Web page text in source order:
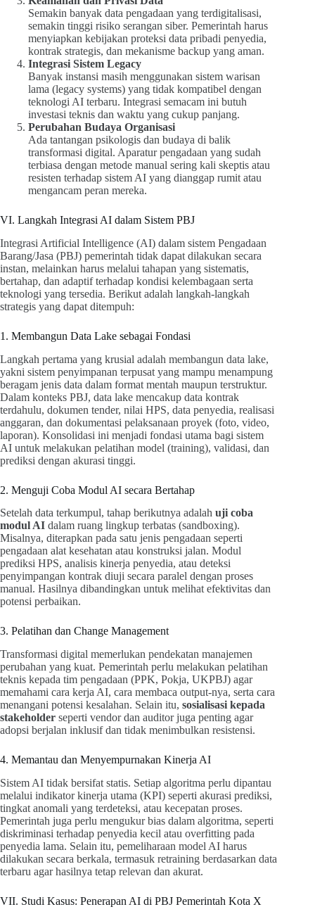
Semakin banyak data pengadaan yang terdigitalisasi,
semakin tinggi risiko serangan siber. Pemerintah harus
menyiapkan kebijakan proteksi data pribadi penyedia,
kontrak strategis, dan mekanisme backup yang aman.
Integrasi Sistem Legacy
Banyak instansi masih menggunakan sistem warisan
lama (legacy systems) yang tidak kompatibel dengan
teknologi AI terbaru. Integrasi semacam ini butuh
investasi teknis dan waktu yang cukup panjang.
Perubahan Budaya Organisasi
Ada tantangan psikologis dan budaya di balik
transformasi digital. Aparatur pengadaan yang sudah
terbiasa dengan metode manual sering kali skeptis atau
resisten terhadap sistem AI yang dianggap rumit atau
mengancam peran mereka.
VI. Langkah Integrasi AI dalam Sistem PBJ
Integrasi Artificial Intelligence (AI) dalam sistem Pengadaan
Barang/Jasa (PBJ) pemerintah tidak dapat dilakukan secara
instan, melainkan harus melalui tahapan yang sistematis,
bertahap, dan adaptif terhadap kondisi kelembagaan serta
teknologi yang tersedia. Berikut adalah langkah-langkah
strategis yang dapat ditempuh:
1. Membangun Data Lake sebagai Fondasi
Langkah pertama yang krusial adalah membangun data lake,
yakni sistem penyimpanan terpusat yang mampu menampung
beragam jenis data dalam format mentah maupun terstruktur.
Dalam konteks PBJ, data lake mencakup data kontrak
terdahulu, dokumen tender, nilai HPS, data penyedia, realisasi
anggaran, dan dokumentasi pelaksanaan proyek (foto, video,
laporan). Konsolidasi ini menjadi fondasi utama bagi sistem
AI untuk melakukan pelatihan model (training), validasi, dan
prediksi dengan akurasi tinggi.
2. Menguji Coba Modul AI secara Bertahap
Setelah data terkumpul, tahap berikutnya adalah uji coba
modul AI dalam ruang lingkup terbatas (sandboxing).
Misalnya, diterapkan pada satu jenis pengadaan seperti
pengadaan alat kesehatan atau konstruksi jalan. Modul
prediksi HPS, analisis kinerja penyedia, atau deteksi
penyimpangan kontrak diuji secara paralel dengan proses
manual. Hasilnya dibandingkan untuk melihat efektivitas dan
potensi perbaikan.
3. Pelatihan dan Change Management
Transformasi digital memerlukan pendekatan manajemen
perubahan yang kuat. Pemerintah perlu melakukan pelatihan
teknis kepada tim pengadaan (PPK, Pokja, UKPBJ) agar
memahami cara kerja AI, cara membaca output-nya, serta cara
menangani potensi kesalahan. Selain itu, sosialisasi kepada
stakeholder seperti vendor dan auditor juga penting agar
adopsi berjalan inklusif dan tidak menimbulkan resistensi.
4. Memantau dan Menyempurnakan Kinerja AI
Sistem AI tidak bersifat statis. Setiap algoritma perlu dipantau
melalui indikator kinerja utama (KPI) seperti akurasi prediksi,
tingkat anomali yang terdeteksi, atau kecepatan proses.
Pemerintah juga perlu mengukur bias dalam algoritma, seperti
diskriminasi terhadap penyedia kecil atau overfitting pada
penyedia lama. Selain itu, pemeliharaan model AI harus
dilakukan secara berkala, termasuk retraining berdasarkan data
terbaru agar hasilnya tetap relevan dan akurat.
VII. Studi Kasus: Penerapan AI di PBJ Pemerintah Kota X